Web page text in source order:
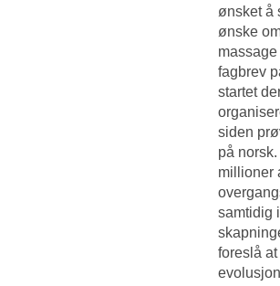
ønsket å
ønske
fagbrev
startet
siden
på
millioner
samtidig
foreslå